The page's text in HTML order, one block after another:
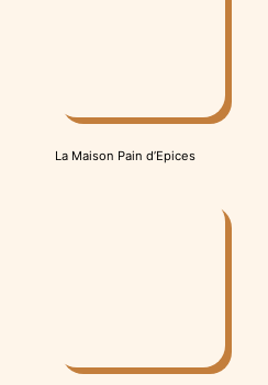
La Maison Pain d’Epices